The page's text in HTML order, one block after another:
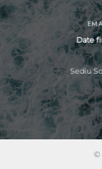
Date
Sediu
©